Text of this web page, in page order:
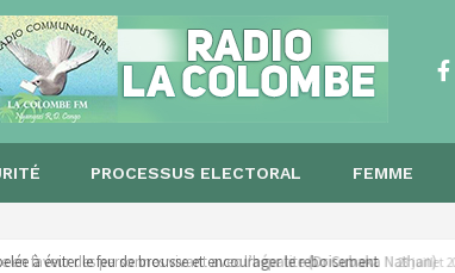
PROCESSUS ELECTORAL FEMME
à éviter le feu de brousse et encourager le reboisement 28 juillet